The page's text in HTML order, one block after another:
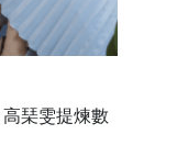
琹雯提煉數